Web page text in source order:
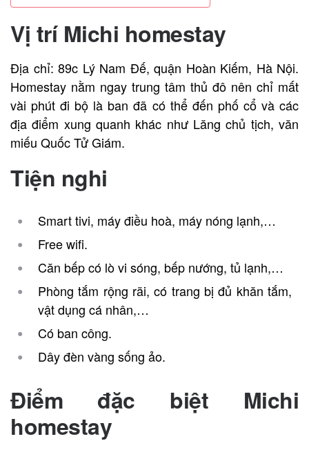
Vị trí Michi homestay
Địa chỉ: 89c Lý Nam Đế, quận Hoàn Kiếm, Hà Nội.
Homestay nằm ngay trung tâm thủ đô nên chỉ mất
vài phút đi bộ là ban đã có thể đến phố cổ và các
địa điểm xung quanh khác như Lăng chủ tịch, văn
miếu Quốc Tử Giám.
Tiện nghi
Smart tivi, máy điều hoà, máy nóng lạnh,…
Free wifi.
Căn bếp có lò vi sóng, bếp nướng, tủ lạnh,…
Phòng tắm rộng rãi, có trang bị đủ khăn tắm,
vật dụng cá nhân,…
Có ban công.
Dây đèn vàng sống ảo.
Điểm đặc biệt Michi
homestay